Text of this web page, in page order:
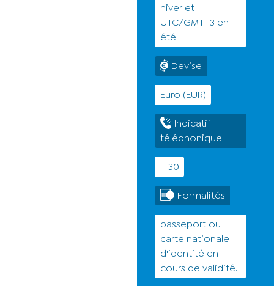
hiver et
UTC/GMT+3 en
été
Devise
Euro (EUR)
Indicatif
téléphonique
+ 30
Formalités
passeport ou
carte nationale
d'identité en
cours de validité.